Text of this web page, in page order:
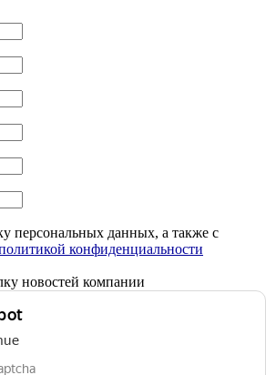
персональных данных, а также с
конфиденциальности
новостей компании